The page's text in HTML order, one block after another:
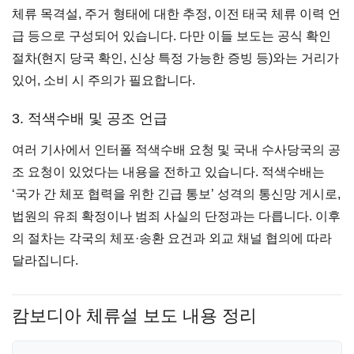
체류 목격설, 주거 형태에 대한 추정, 이전 태국 체류 이력 언
급 등으로 구성되어 있습니다. 다만 이들 보도는 공식 확인
절차(현지 당국 확인, 신상 특정 가능한 증빙 등)와는 거리가
있어, 소비 시 주의가 필요합니다.
3. 적색수배 및 공조 언급
여러 기사에서 인터폴 적색수배 요청 및 국내 수사당국의 공
조 요청이 있었다는 내용을 전하고 있습니다. 적색수배는
‘국가 간 체포 협력을 위한 긴급 통보’ 성격의 통신망 게시로,
법원의 유죄 확정이나 범죄 사실의 단정과는 다릅니다. 이후
의 절차는 각국의 체포·송환 요건과 외교 채널 협의에 따라
달라집니다.
캄보디아 체류설 보도 내용 정리